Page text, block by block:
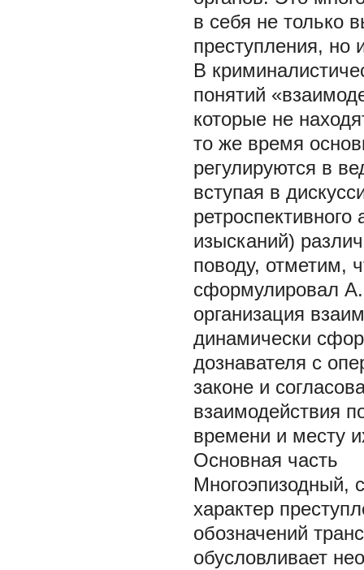
в себя не только
преступления, но
В
понятий
которые не
то же время
регулируются в
вступая в
изысканий)
поводу, отметим,
сформулировал
организация
динамически
дознавателя с
законе и
взаимодействия
времени и месту
Основная часть
Многоэпизодный,
характер
обозначений
обусловливает